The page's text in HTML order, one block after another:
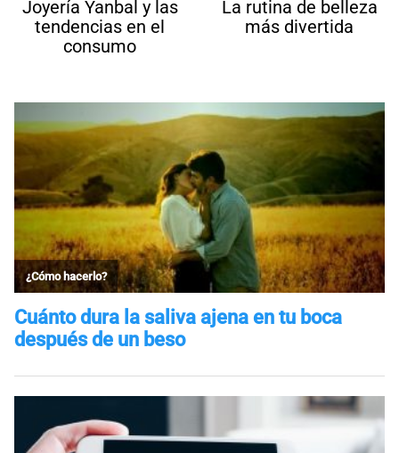
Joyería Yanbal y las
tendencias en el
consumo
La rutina de belleza
más divertida